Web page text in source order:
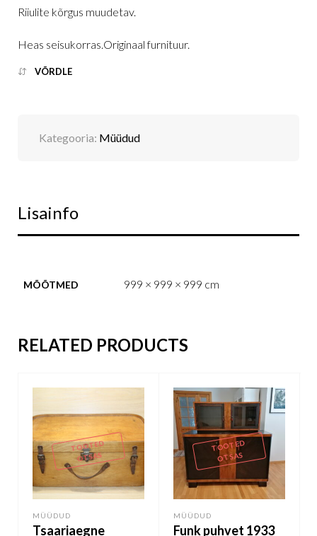
Riiulite kõrgus muudetav.
Heas seisukorras.Originaal furnituur.
VÕRDLE
Kategooria: Müüdud
Lisainfo
MÕÕTMED 999 × 999 × 999 cm
RELATED PRODUCTS
TOOTED
OTSAS
MÜÜDUD
Tsaariaegne
TOOTED
OTSAS
MÜÜDUD
Funk puhvet 1933